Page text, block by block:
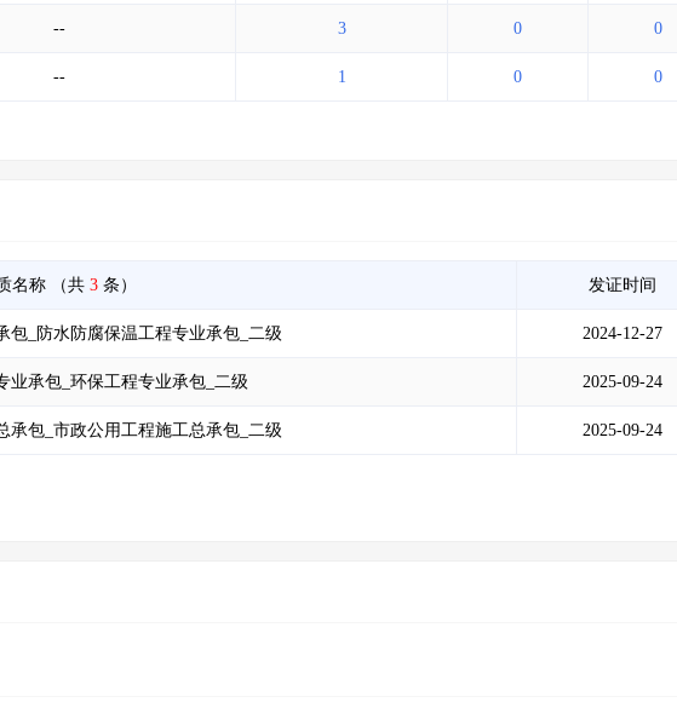
-- 3 0 0
-- 1 0 0
名称 （共 3条） 发证时间
包_防水防腐保温工程专业承包_二级 2024-12-27
业承包_环保工程专业承包_二级 2025-09-24
承包_市政公用工程施工总承包_二级 2025-09-24